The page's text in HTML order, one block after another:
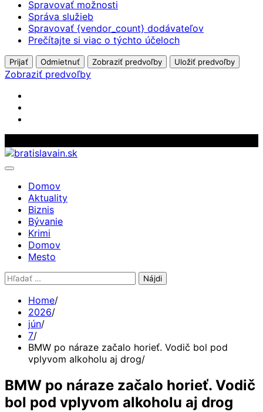
Spravovať možnosti
Správa služieb
Spravovať {vendor_count} dodávateľov
Prečítajte si viac o týchto účeloch
Prijať Odmietnuť Zobraziť predvoľby Uložiť predvoľby
Zobraziť predvoľby
Skip
to
Domov
Aktuality
Biznis
Bývanie
Krimi
Domov
Mesto
Hľadať:
Home
2026
jún
7
BMW po náraze začalo horieť. Vodič bol pod
vplyvom alkoholu aj drog
BMW po náraze začalo horieť. Vodič
bol pod vplyvom alkoholu aj drog